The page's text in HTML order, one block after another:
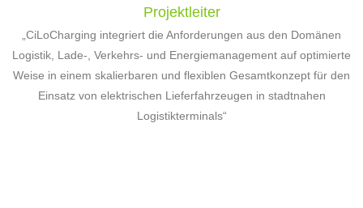
Projektleiter
„CiLoCharging integriert die Anforderungen aus den Domänen
Logistik, Lade-, Verkehrs- und Energiemanagement auf optimierte
Weise in einem skalierbaren und flexiblen Gesamtkonzept für den
Einsatz von elektrischen Lieferfahrzeugen in stadtnahen
Logistikterminals“